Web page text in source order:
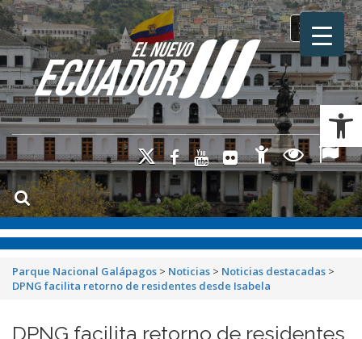
Toggle
Parque Nacional Galápagos > Noticias > Noticias destacadas >
DPNG facilita retorno de residentes desde Isabela
DPNG facilita retorno de residentes